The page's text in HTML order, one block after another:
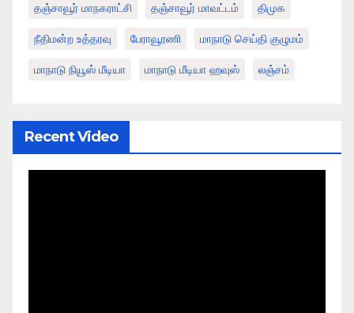
தஞ்சாவூர் மாநகராட்சி தஞ்சாவூர் மாவட்டம் திமுக
நீதிமன்ற உத்தரவு பேராவூரணி மாநாடு செய்தி குழுமம்
மாநாடு நியூஸ் மீடியா மாநாடு மீடியா ஹவுஸ் லஞ்சம்
Recent Video